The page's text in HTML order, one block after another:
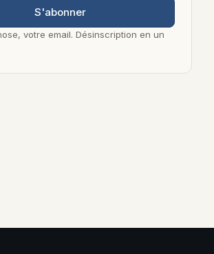
S'abonner
votre email. Désinscription en un